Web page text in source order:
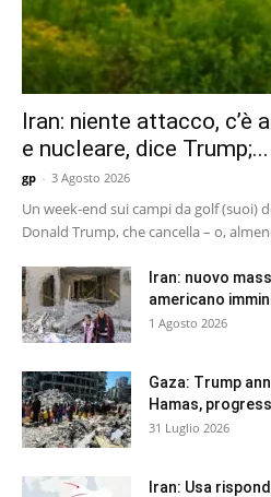
Iran: niente attacco, c’è
e nucleare, dice Trump;...
gp - 3 Agosto 2026
Un week-end sui campi da golf (suoi)
Donald Trump, che cancella – o,
Iran: nuovo
americano
1 Agosto 2026
Gaza: Trump
Hamas,
31 Luglio 2026
Iran: Usa